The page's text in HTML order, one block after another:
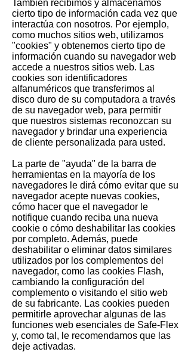
También recibimos y almacenamos
cierto tipo de información cada vez que
interactúa con nosotros. Por ejemplo,
como muchos sitios web, utilizamos
"cookies" y obtenemos cierto tipo de
información cuando su navegador web
accede a nuestros sitios web. Las
cookies son identificadores
alfanuméricos que transferimos al
disco duro de su computadora a través
de su navegador web, para permitir
que nuestros sistemas reconozcan su
navegador y brindar una experiencia
de cliente personalizada para usted.
La parte de "ayuda" de la barra de
herramientas en la mayoría de los
navegadores le dirá cómo evitar que su
navegador acepte nuevas cookies,
cómo hacer que el navegador le
notifique cuando reciba una nueva
cookie o cómo deshabilitar las cookies
por completo. Además, puede
deshabilitar o eliminar datos similares
utilizados por los complementos del
navegador, como las cookies Flash,
cambiando la configuración del
complemento o visitando el sitio web
de su fabricante. Las cookies pueden
permitirle aprovechar algunas de las
funciones web esenciales de Safe-Flex
y, como tal, le recomendamos que las
deje activadas.